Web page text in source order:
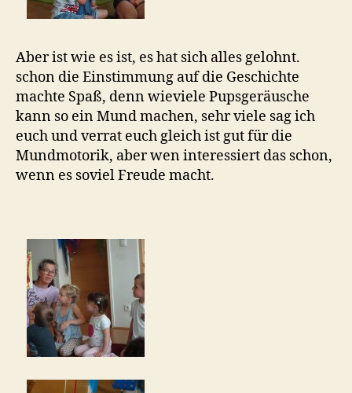
Aber ist wie es ist, es hat sich alles gelohnt.
schon die Einstimmung auf die Geschichte
machte Spaß, denn wieviele Pupsgeräusche
kann so ein Mund machen, sehr viele sag ich
euch und verrat euch gleich ist gut für die
Mundmotorik, aber wen interessiert das schon,
wenn es soviel Freude macht.